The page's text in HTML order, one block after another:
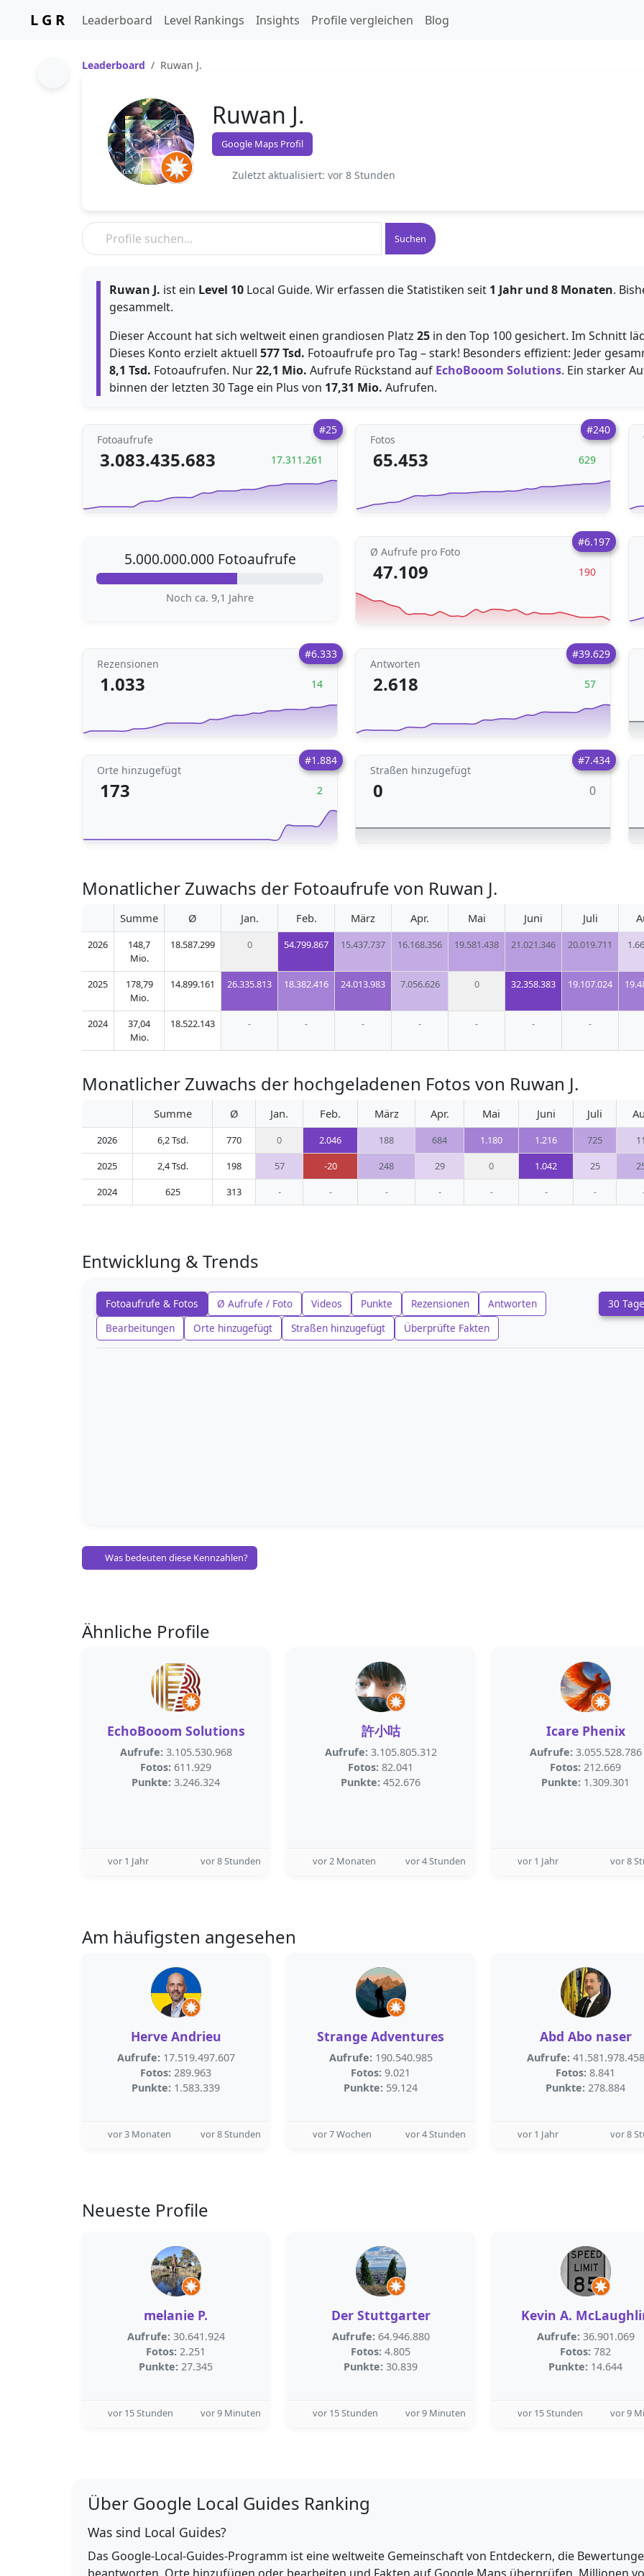
L G R Leaderboard Level Rankings Insights Profile vergleichen Blog
Leaderboard Ruwan J.
Ruwan J.
Google Maps Profil
Zuletzt aktualisiert: vor 8 Stunden
Suchen
Ruwan J. ist ein Level 10 Local Guide. Wir erfassen die Statistiken seit 1 Jahr und 8 Monaten.
gesammelt.
Dieser Account hat sich weltweit einen grandiosen Platz 25 in den Top 100 gesichert. Im Schnitt
Dieses Konto erzielt aktuell 577 Tsd. Fotoaufrufe pro Tag – stark! Besonders effizient: Jeder
8,1 Tsd. Fotoaufrufen. Nur22,1 Mio. Aufrufe Rückstand auf EchoBooom Solutions. Ein starker
binnen der letzten 30 Tage ein Plus von 17,31 Mio. Aufrufen.
#25
Fotoaufrufe
3.083.435.683 17.311.261
#240
Fotos
65.453 629
5.000.000.000 Fotoaufrufe
Noch ca. 9,1 Jahre
#6.197
Ø Aufrufe pro Foto
47.109 190
#6.333
Rezensionen
1.033 14
#39.629
Antworten
2.618 57
#1.884
Orte hinzugefügt
173 2
#7.434
Straßen hinzugefügt
0 0
Monatlicher Zuwachs der Fotoaufrufe von Ruwan J.
Summe Ø Jan. Feb. März Apr. Mai Juni Juli
2026
148,7
Mio.
18.587.299 0 54.799.867 15.437.737 16.168.356 19.581.438 21.021.346 20.019.711
2025
178,79
Mio.
14.899.161 26.335.813 18.382.416 24.013.983 7.056.626 0 32.358.383 19.107.024
2024
37,04
Mio.
18.522.143 - - - - - - -
Monatlicher Zuwachs der hochgeladenen Fotos von Ruwan J.
Summe Ø Jan. Feb. März Apr. Mai Juni Juli
2026 6,2 Tsd. 770 0 2.046 188 684 1.180 1.216 725
2025
2,4 Tsd. 198 57 -20 248 29 0 1.042 25
2024
625 313 - - - - - - -
Entwicklung & Trends
Fotoaufrufe & Fotos Ø Aufrufe / Foto Videos Punkte Rezensionen
Antworten
Bearbeitungen
Orte hinzugefügt Straßen hinzugefügt Überprüfte Fakten
30
Was bedeuten diese Kennzahlen?
Ähnliche Profile
EchoBooom Solutions
Aufrufe: 3.105.530.968
Fotos: 611.929
Punkte: 3.246.324
vor 1 Jahr vor 8 Stunden
許小咕
Aufrufe: 3.105.805.312
Fotos: 82.041
Punkte: 452.676
vor 2 Monaten vor 4 Stunden
Icare Phenix
Aufrufe: 3.055.528.786
Fotos: 212.669
Punkte: 1.309.301
vor 1 Jahr vor 8
Am häufigsten angesehen
Herve Andrieu
Aufrufe: 17.519.497.607
Fotos: 289.963
Punkte: 1.583.339
vor 3 Monaten vor 8 Stunden
Strange Adventures
Aufrufe: 190.540.985
Fotos: 9.021
Punkte: 59.124
vor 7 Wochen vor 4 Stunden
Abd Abo naser
Aufrufe: 41.581.978.458
Fotos: 8.841
Punkte: 278.884
vor 1 Jahr vor 8
Neueste Profile
melanie P.
Aufrufe: 30.641.924
Fotos: 2.251
Punkte: 27.345
vor 15 Stunden vor 9 Minuten
Der Stuttgarter
Aufrufe: 64.946.880
Fotos: 4.805
Punkte: 30.839
vor 15 Stunden vor 9 Minuten
Kevin A.
Aufrufe: 36.901.069
Fotos: 782
Punkte: 14.644
vor 15 Stunden vor 9
Über Google Local Guides Ranking
Was sind Local Guides?
Das Google-Local-Guides-Programm ist eine weltweite Gemeinschaft von Entdeckern, die